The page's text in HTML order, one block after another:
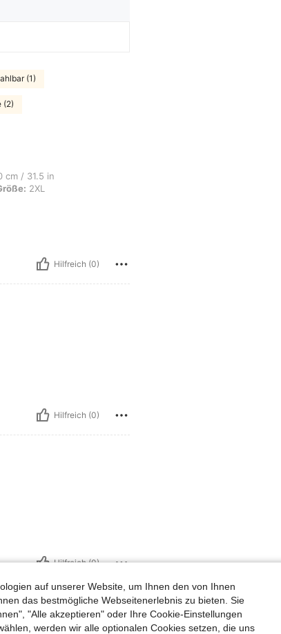
(1)
(2)
80 cm / 31 in, Hüften: 100 cm / 39 in, Körperform: Dreieck, Farbe:
cm / 31.5 in
2XL
Hilfreich (0)
Hilfreich (0)
Hilfreich (0)
auf unserer Website, um Ihnen den von Ihnen
das bestmögliche Webseitenerlebnis zu bieten. Sie
"Alle akzeptieren" oder Ihre Cookie-Einstellungen
werden wir alle optionalen Cookies setzen, die uns